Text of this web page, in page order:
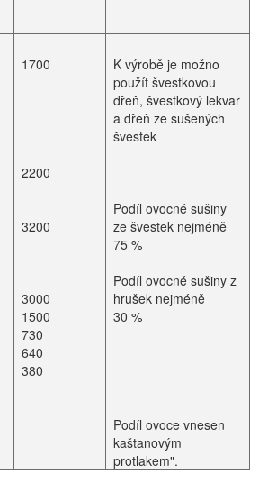
1700
2200
3200
3000
1500
730
640
380
K výrobě je možno
použít švestkovou
dřeň, švestkový lekvar
a dřeň ze sušených
švestek
Podíl ovocné sušiny
ze švestek nejméně
75 %
Podíl ovocné sušiny z
hrušek nejméně
30 %
Podíl ovoce vnesen
kaštanovým
protlakem".